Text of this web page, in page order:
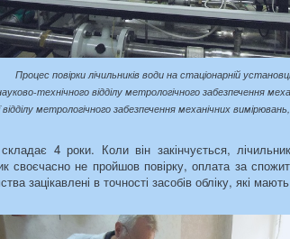
Процес повірки лічильників води на стаціонарній
технічного відділу метрологічного забезпечення
метрологічного забезпечення механічних
4 роки. Коли він закінчується,
своєчасно не пройшов повірку, оплата за
зацікавлені в точності засобів обліку, які